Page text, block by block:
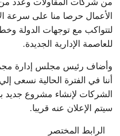
الأعمال حرصا منا على سرعة
لتتواكب مع توجهات الدولة
للعاصمة الإدارية الجديدة.
أننا في الفترة الحالية
الشركات لإنشاء مشروع جديد
سيتم الإعلان عنه قريبا.
الرابط المختصر